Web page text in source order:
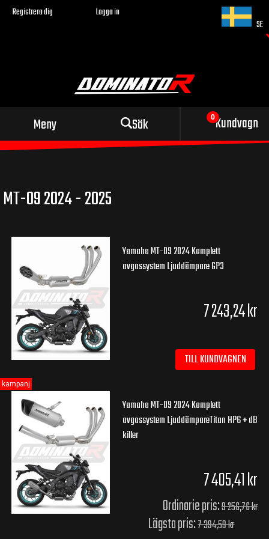
Registrera dig
Logga in
SE
Meny Sök Kundvagn
Sportigt avgassystem
för din motorcykel
MT-09 2024 - 2025
Yamaha MT-09 2024 Komplett
avgassystem Ljuddämpare GP3
7 243,24 kr
TILL KUNDVAGNEN
Yamaha MT-09 2024 Komplett
avgassystem LjuddämpareTitan HP6 + dB
killer
7 405,41 kr
Ordinarie pris:9 256,76 kr
Lägsta pris:7 394,59 kr
kampanj